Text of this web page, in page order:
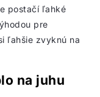
postačí ľahké
pre
ľahšie zvyknú na
na juhu